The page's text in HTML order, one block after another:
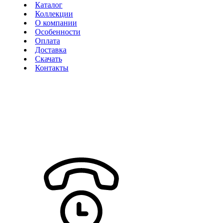
Каталог
Коллекции
О компании
Особенности
Оплата
Доставка
Скачать
Контакты